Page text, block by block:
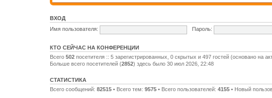
ВХОД
Имя пользователя:
Пароль:
КТО СЕЙЧАС НА КОНФЕРЕНЦИИ
Всего 502посетителя :: 5 зарегистрированных, 0 скрытых и 497 гостей (основано на
Больше всего посетителей (2852) здесь было 30 июл 2026, 22:48
СТАТИСТИКА
Всего сообщений: 82515• Всего тем: 9575• Всего пользователей: 4155• Новый